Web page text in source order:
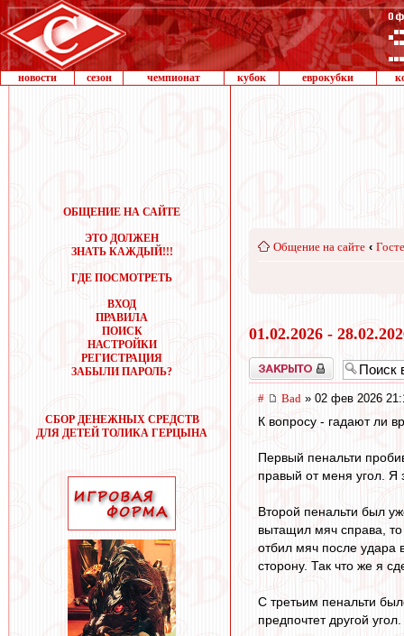
новости сезон чемпионат кубок еврокубки
ОБЩЕНИЕ НА САЙТЕ
ЭТО ДОЛЖЕН
ЗНАТЬ КАЖДЫЙ!!!
ГДЕ ПОСМОТРЕТЬ
ВХОД
ПРАВИЛА
ПОИСК
НАСТРОЙКИ
РЕГИСТРАЦИЯ
ЗАБЫЛИ ПАРОЛЬ?
СБОР ДЕНЕЖНЫХ СРЕДСТВ
ДЛЯ ДЕТЕЙ ТОЛИКА ГЕРЦЫНА
Общение на сайте ‹
01.02.2026 -
Закрыто
# Bad » 02 фев 2026
К вопросу - гадают ли
Первый пенальти
правый от меня угол. Я
Второй пенальти был
вытащил мяч справа, то
отбил мяч после удара
сторону. Так что же я
С третьим пенальти
предпочтет другой